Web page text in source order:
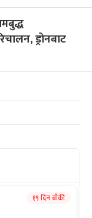
ड्रोनबाट
१९ दिन बाँकी